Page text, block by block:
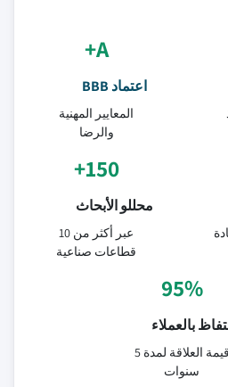
A+
اعتماد BBB
المعايير المهنية
والرضا
150+
محللو الأبحاث
عبر أكثر من 10
قطاعات صناعية
95%
بالعملاء
قيمة العلاقة لمدة 5
سنوات